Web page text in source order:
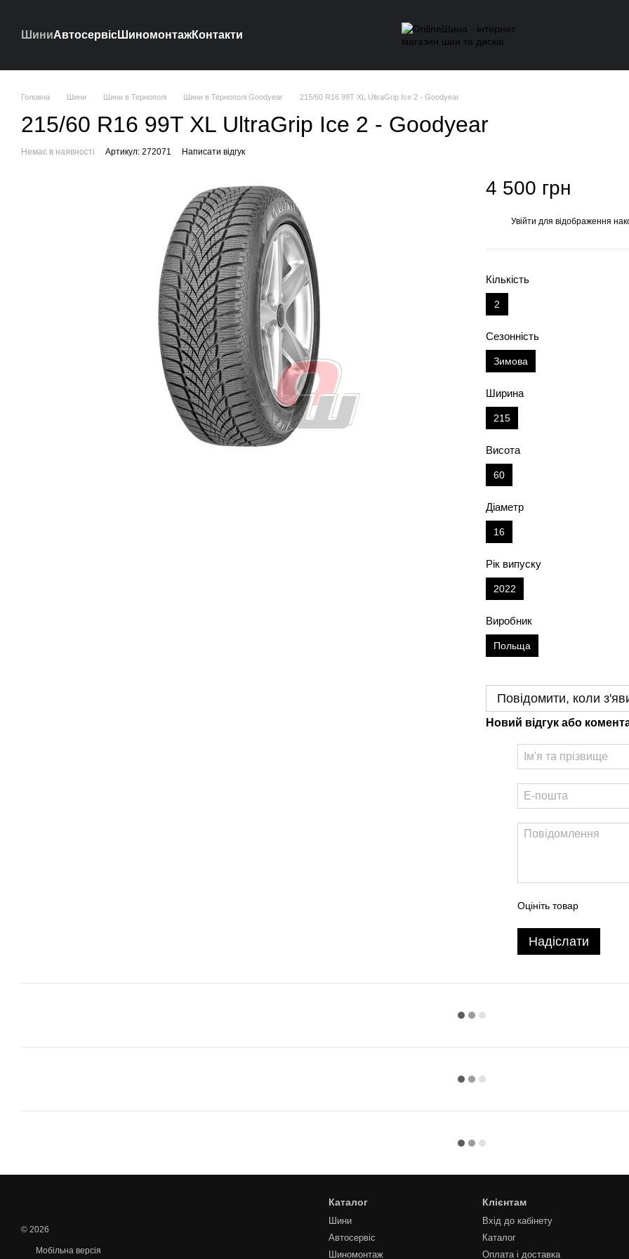
ШиниАвтосервісШиномонтажКонтакти
Головна Шини Шини в Тернополі Шини в Тернополі Goodyear 215/60 R16 99T XL UltraGrip Ice 2 - Goodyear
215/60 R16 99T XL UltraGrip Ice 2 - Goodyear
Немає в наявності Артикул: 272071 Написати відгук
4 500 грн
Увійти для відображення
Кількість
2
Сезонність
Зимова
Ширина
215
Висота
60
Діаметр
16
Рік випуску
2022
Виробник
Польща
Повідомити, коли
Новий відгук або
Оцініть товар
Надіслати
© 2026
Мобільна версія
Каталог
Шини
Автосервіс
Шиномонтаж
Клієнтам
Вхід до кабінету
Каталог
Оплата і доставка